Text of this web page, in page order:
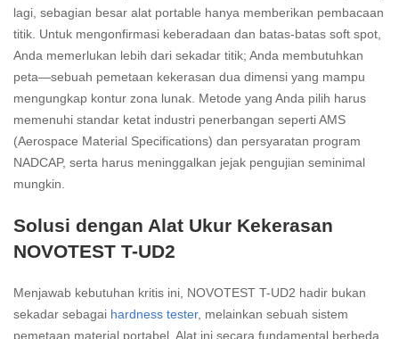
lagi, sebagian besar alat portable hanya memberikan pembacaan
titik. Untuk mengonfirmasi keberadaan dan batas-batas soft spot,
Anda memerlukan lebih dari sekadar titik; Anda membutuhkan
peta—sebuah pemetaan kekerasan dua dimensi yang mampu
mengungkap kontur zona lunak. Metode yang Anda pilih harus
memenuhi standar ketat industri penerbangan seperti AMS
(Aerospace Material Specifications) dan persyaratan program
NADCAP, serta harus meninggalkan jejak pengujian seminimal
mungkin.
Solusi dengan Alat Ukur Kekerasan
NOVOTEST T-UD2
Menjawab kebutuhan kritis ini, NOVOTEST T-UD2 hadir bukan
sekadar sebagai hardness tester, melainkan sebuah sistem
pemetaan material portabel. Alat ini secara fundamental berbeda